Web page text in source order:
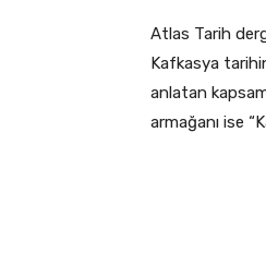
Atlas Tarih
Kafkasya
anlatan
armağanı ise